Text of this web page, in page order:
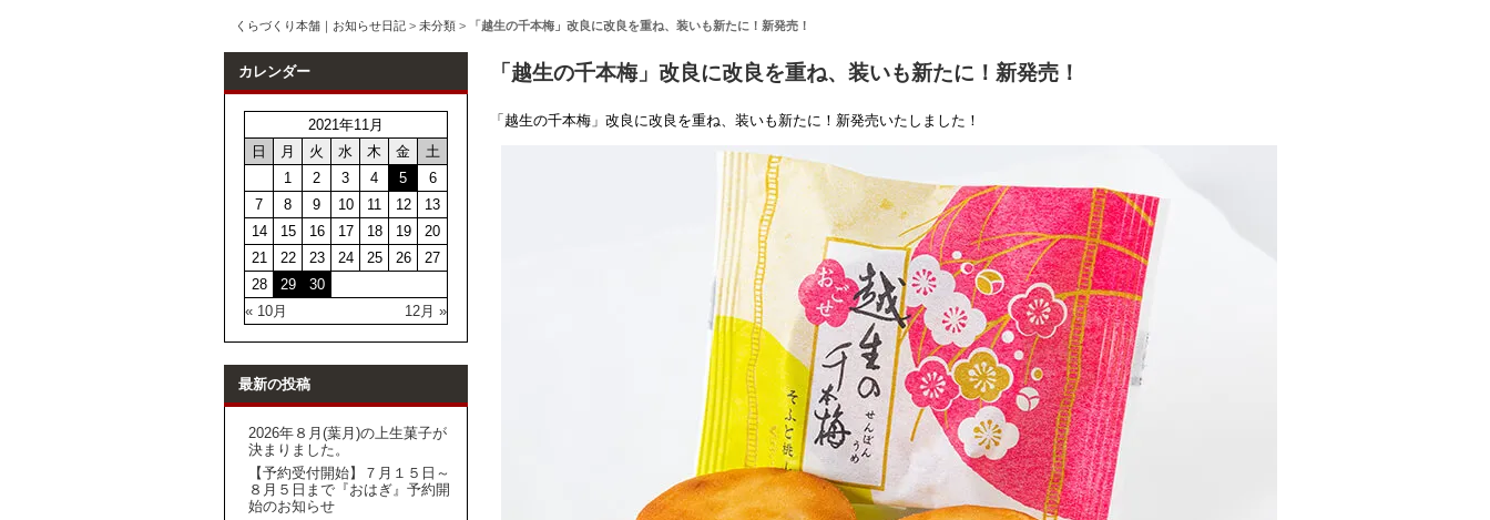
くらづくり本舗｜お知らせ日記 > 未分類 > 「越生の千本梅」改良に改良を重ね、装いも新たに！新発売！
カレンダー
2021年11月
日
月 火 水 木 金 土
« 10月 12月 »
1 2 3 4 5
6
7
8 9 10 11 12
13
14
15 16 17 18 19
20
21
22 23 24 25 26
27
28
29 30
最新の投稿
2026年８月(葉月)の上生菓子が
決まりました。
【予約受付開始】７月１５日～
８月５日まで『おはぎ』予約開
始のお知らせ
「越生の千本梅」改良に改良を重ね、装いも新たに！新発売！
「越生の千本梅」改良に改良を重ね、装いも新たに！新発売いたしました！